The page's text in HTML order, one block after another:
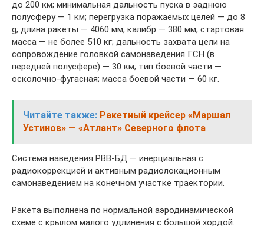
до 200 км; минимальная дальность пуска в заднюю
полусферу — 1 км; перегрузка поражаемых целей — до 8
g; длина ракеты — 4060 мм; калибр — 380 мм; стартовая
масса — не более 510 кг; дальность захвата цели на
сопровождение головкой самонаведения ГСН (в
передней полусфере) — 30 км; тип боевой части —
осколочно-фугасная; масса боевой части — 60 кг.
Читайте также: Ракетный крейсер «Маршал
Устинов» — «Атлант» Северного флота
Система наведения РВВ-БД — инерциальная с
радиокоррекцией и активным радиолокационным
самонаведением на конечном участке траектории.
Ракета выполнена по нормальной аэродинамической
схеме с крылом малого удлинения с большой хордой.